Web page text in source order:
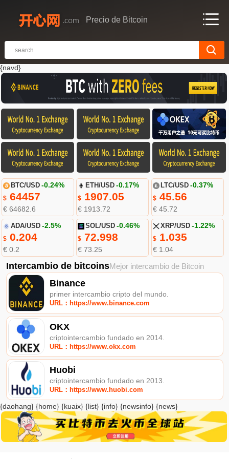
Precio de Bitcoin
{navd}
BTC/USD -0.24%
$64457
€ 64682.6
ETH/USD -0.17%
$ 1907.05
€ 1913.72
LTC/USD -0.37%
$45.56
€ 45.72
ADA/USD -2.5%
$0.204
€ 0.2
SOL/USD -0.46%
$ 72.998
€ 73.25
XRP/USD -1.22%
$1.035
€ 1.04
Intercambio de bitcoinsMejor intercambio de Bitcoin
Binance
primer intercambio cripto del mundo.
URL：https://www.binance.com
OKX
criptointercambio fundado en 2014.
URL：https://www.okx.com
Huobi
criptointercambio fundado en 2013.
URL：https://www.huobi.com
{daohang} {home} {kuaix} {list} {info} {newsinfo} {news}